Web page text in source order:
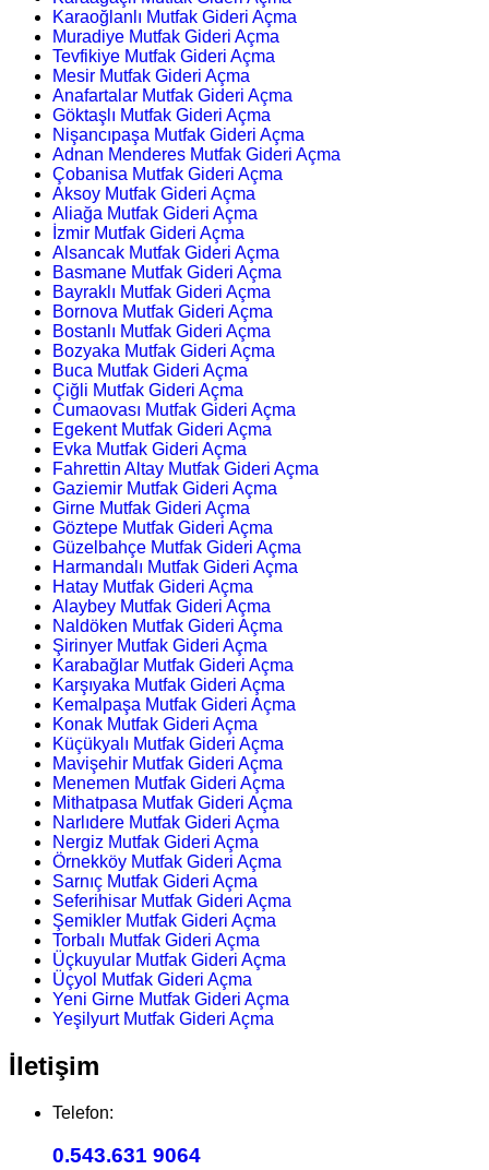
Karaoğlanlı Mutfak Gideri Açma
Muradiye Mutfak Gideri Açma
Tevfikiye Mutfak Gideri Açma
Mesir Mutfak Gideri Açma
Anafartalar Mutfak Gideri Açma
Göktaşlı Mutfak Gideri Açma
Nişancıpaşa Mutfak Gideri Açma
Adnan Menderes Mutfak Gideri Açma
Çobanisa Mutfak Gideri Açma
Aksoy Mutfak Gideri Açma
Aliağa Mutfak Gideri Açma
İzmir Mutfak Gideri Açma
Alsancak Mutfak Gideri Açma
Basmane Mutfak Gideri Açma
Bayraklı Mutfak Gideri Açma
Bornova Mutfak Gideri Açma
Bostanlı Mutfak Gideri Açma
Bozyaka Mutfak Gideri Açma
Buca Mutfak Gideri Açma
Çiğli Mutfak Gideri Açma
Cumaovası Mutfak Gideri Açma
Egekent Mutfak Gideri Açma
Evka Mutfak Gideri Açma
Fahrettin Altay Mutfak Gideri Açma
Gaziemir Mutfak Gideri Açma
Girne Mutfak Gideri Açma
Göztepe Mutfak Gideri Açma
Güzelbahçe Mutfak Gideri Açma
Harmandalı Mutfak Gideri Açma
Hatay Mutfak Gideri Açma
Alaybey Mutfak Gideri Açma
Naldöken Mutfak Gideri Açma
Şirinyer Mutfak Gideri Açma
Karabağlar Mutfak Gideri Açma
Karşıyaka Mutfak Gideri Açma
Kemalpaşa Mutfak Gideri Açma
Konak Mutfak Gideri Açma
Küçükyalı Mutfak Gideri Açma
Mavişehir Mutfak Gideri Açma
Menemen Mutfak Gideri Açma
Mithatpasa Mutfak Gideri Açma
Narlıdere Mutfak Gideri Açma
Nergiz Mutfak Gideri Açma
Örnekköy Mutfak Gideri Açma
Sarnıç Mutfak Gideri Açma
Seferihisar Mutfak Gideri Açma
Şemikler Mutfak Gideri Açma
Torbalı Mutfak Gideri Açma
Üçkuyular Mutfak Gideri Açma
Üçyol Mutfak Gideri Açma
Yeni Girne Mutfak Gideri Açma
Yeşilyurt Mutfak Gideri Açma
İletişim
Telefon:
0.543.631 9064